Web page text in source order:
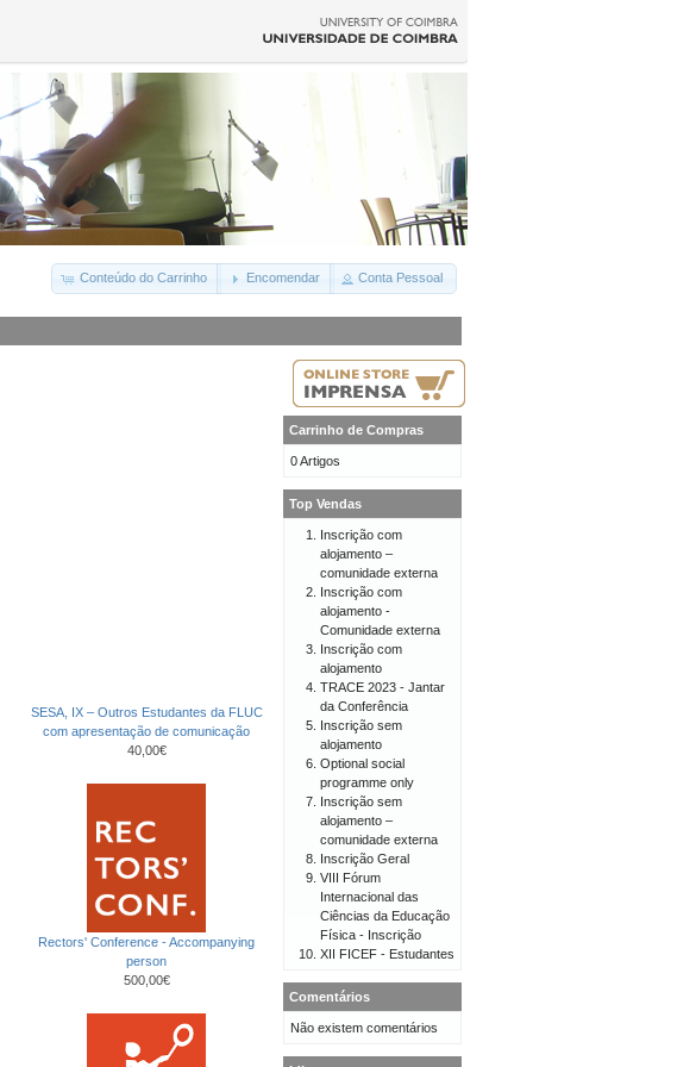
Conteúdo do Carrinho Encomendar Conta Pessoal
SESA, IX – Outros Estudantes da FLUC
com apresentação de comunicação
40,00€
Rectors' Conference - Accompanying
person
500,00€
Carrinho de Compras
0 Artigos
Top Vendas
Inscrição com
alojamento –
comunidade externa
Inscrição com
alojamento -
Comunidade externa
Inscrição com
alojamento
TRACE 2023 - Jantar
da Conferência
Inscrição sem
alojamento
Optional social
programme only
Inscrição sem
alojamento –
comunidade externa
Inscrição Geral
VIII Fórum
Internacional das
Ciências da Educação
Física - Inscrição
XII FICEF - Estudantes
Comentários
Não existem comentários